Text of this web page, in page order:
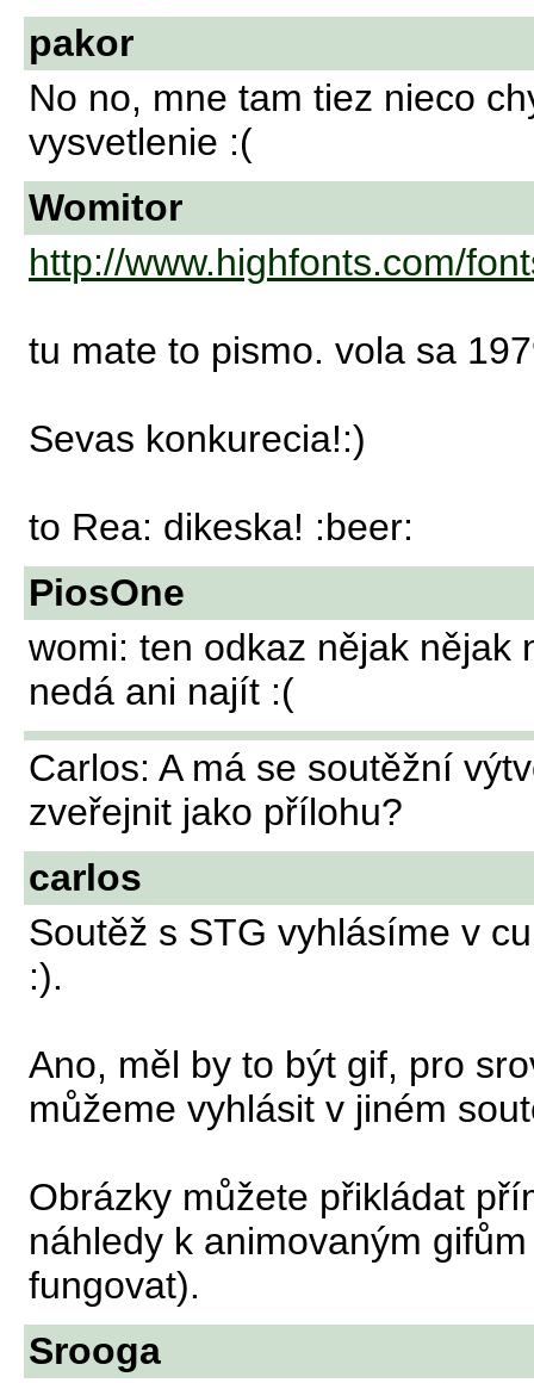
pakor
No no, mne tam tiez nieco
vysvetlenie :(
Womitor
http://www.highfonts.com/
tu mate to pismo. vola sa
Sevas konkurecia!:)
to Rea: dikeska! :beer:
PiosOne
womi: ten odkaz nějak nějak
nedá ani najít :(
Carlos: A má se soutěžní
zveřejnit jako přílohu?
carlos
Soutěž s STG vyhlásíme v
:).
Ano, měl by to být gif, pro
můžeme vyhlásit v jiném
Obrázky můžete přikládat
náhledy k animovaným
fungovat).
Srooga